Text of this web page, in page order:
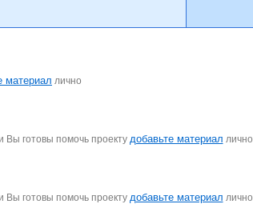
материал лично
Вы готовы помочь проекту добавьте материал лично
Вы готовы помочь проекту добавьте материал лично